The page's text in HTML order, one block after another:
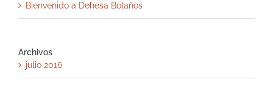
Bienvenido a Dehesa Bolaños
Archivos
julio 2016